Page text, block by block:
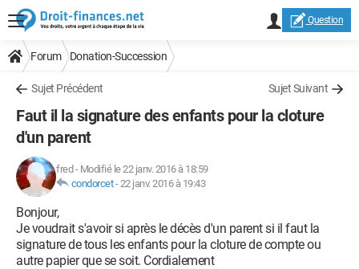
Question
Forum Donation-Succession
Sujet Précédent Sujet Suivant
Faut il la signature des enfants pour la cloture
d'un parent
fred - Modifié le 22 janv. 2016 à 18:59
condorcet-22 janv. 2016 à 19:43
Bonjour,
Je voudrait s'avoir si après le décès d'un parent si il faut la
signature de tous les enfants pour la cloture de compte ou
autre papier que se soit. Cordialement